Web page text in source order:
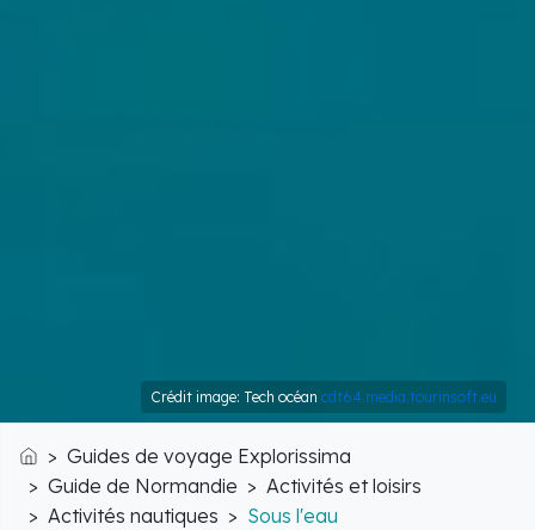
Crédit image: Tech océan cdt64.media.tourinsoft.eu
Accueil
Guides de voyage Explorissima
Guide de Normandie
Activités et loisirs
Activités nautiques
Sous l'eau